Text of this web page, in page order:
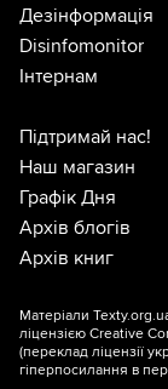
Дезінформація
Disinfomonitor
Інтернам
Підтримай нас!
Наш магазин
Графік Дня
Архів блогів
Архів книг
Матеріали
ліцензією Creative
(переклад ліцензії
гіперпосилання в